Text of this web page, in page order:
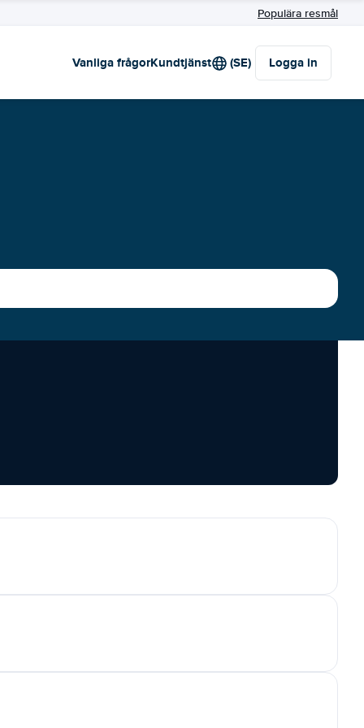
Populära resmål
Vanliga frågorKundtjänst (SE) Logga in